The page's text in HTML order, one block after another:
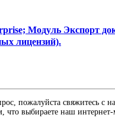
Модуль Экспорт
лицензий).
пожалуйста свяжитесь с
выбираете наш интернет-